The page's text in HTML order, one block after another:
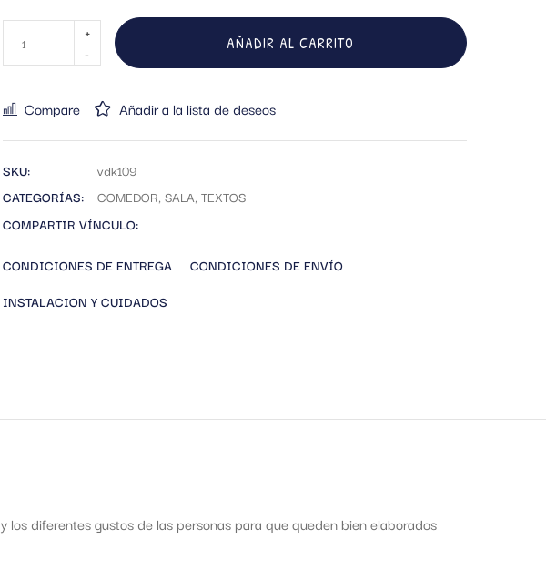
AÑADIR AL CARRITO
Compare Añadir a la lista de deseos
SKU:
vdk109
CATEGORÍAS:
COMEDOR, SALA, TEXTOS
COMPARTIR VÍNCULO:
CONDICIONES DE ENTREGA
CONDICIONES DE ENVÍO
INSTALACION Y CUIDADOS
los diferentes gustos de las personas para que queden bien elaborados